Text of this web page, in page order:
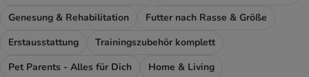
Genesung & Rehabilitation
Futter nach Rasse & Größe
Erstausstattung
Trainingszubehör komplett
Pet Parents - Alles für Dich
Home & Living